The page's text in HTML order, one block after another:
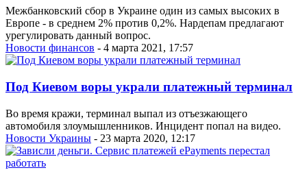
Межбанковский сбор в Украине один из самых высоких в
Европе - в среднем 2% против 0,2%. Нардепам предлагают
урегулировать данный вопрос.
Новости финансов - 4 марта 2021, 17:57
Под Киевом воры украли платежный терминал
Во время кражи, терминал выпал из отъезжающего
автомобиля злоумышленников. Инцидент попал на видео.
Новости Украины - 23 марта 2020, 12:17